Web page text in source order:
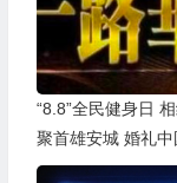
“8.8”全民健身日
聚首雄安城 婚礼中
全球